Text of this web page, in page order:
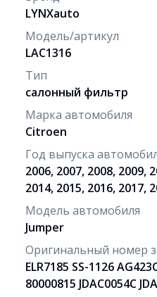
LYNXauto
Модель/артикул
LAC1316
Тип
салонный фильтр
Марка автомобиля
Citroen
Год выпуска
2006, 2007, 2008, 2009,
2014, 2015, 2016, 2017,
Модель автомобиля
Jumper
Оригинальный номер
ELR7185 SS-1126
80000815 JDAC0054C